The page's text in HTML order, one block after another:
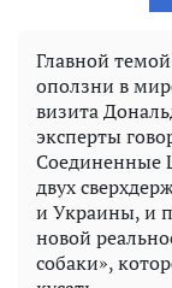
Главной
оползни в
визита
эксперты
Соединенные
двух
и Украины, и
новой
собаки»,